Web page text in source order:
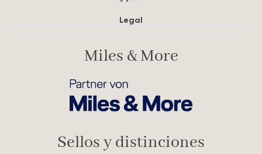
Legal
Miles & More
Sellos y distinciones